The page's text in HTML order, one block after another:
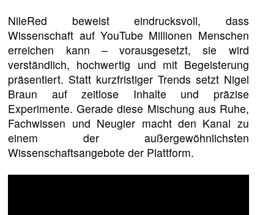
NileRed beweist eindrucksvoll, dass
Wissenschaft auf YouTube Millionen Menschen
erreichen kann – vorausgesetzt, sie wird
verständlich, hochwertig und mit Begeisterung
präsentiert. Statt kurzfristiger Trends setzt Nigel
Braun auf zeitlose Inhalte und präzise
Experimente. Gerade diese Mischung aus Ruhe,
Fachwissen und Neugier macht den Kanal zu
einem der außergewöhnlichsten
Wissenschaftsangebote der Plattform.